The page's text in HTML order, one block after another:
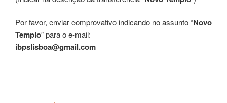
Por favor, enviar comprovativo indicando no assunto “Novo
Templo” para o e-mail:
ibpslisboa@gmail.com